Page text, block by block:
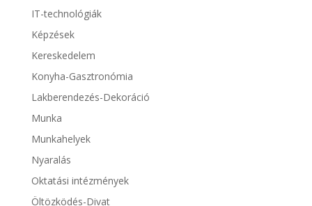
IT-technológiák
Képzések
Kereskedelem
Konyha-Gasztronómia
Lakberendezés-Dekoráció
Munka
Munkahelyek
Nyaralás
Oktatási intézmények
Öltözködés-Divat